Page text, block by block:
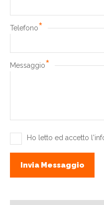
Telefono*
Messaggio*
Ho letto ed accetto